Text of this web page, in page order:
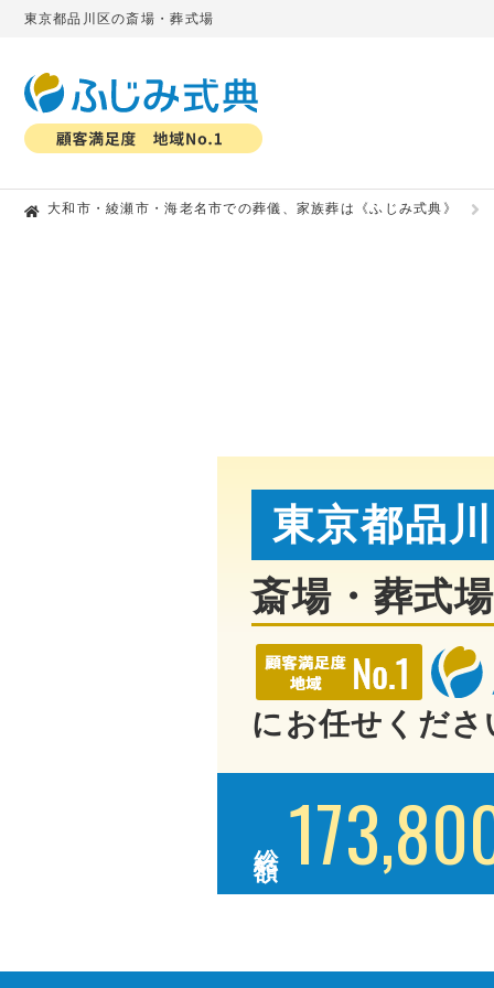
東京都品川区の斎場・葬式場
大和市・綾瀬市・海老名市での葬儀、家族葬は《ふじみ式典》
東京都品
斎場・葬式場
にお任せくださ